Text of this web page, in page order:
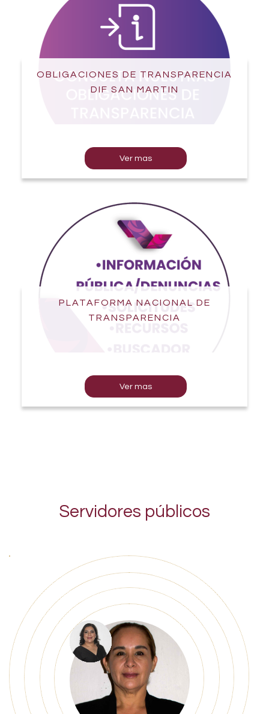
OBLIGACIONES DE TRANSPARENCIA
DIF SAN MARTIN
Ver mas
PLATAFORMA NACIONAL DE
TRANSPARENCIA
Ver mas
Servidores públicos